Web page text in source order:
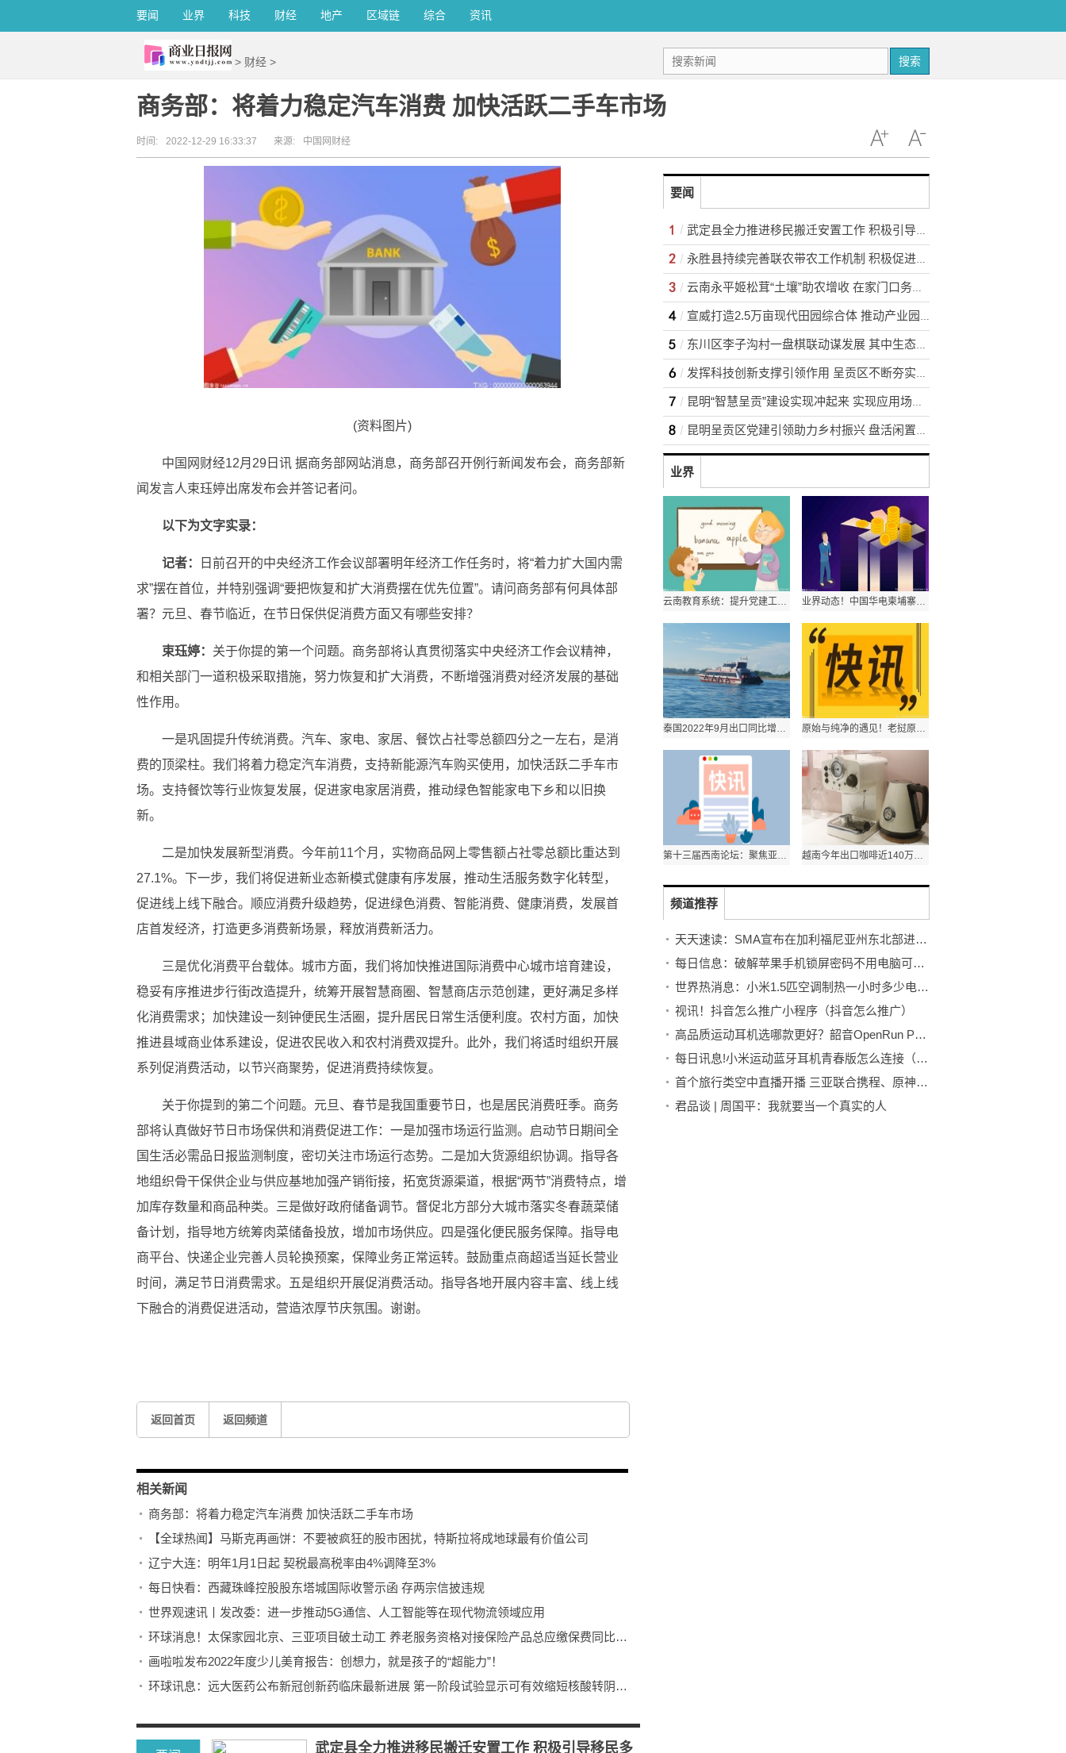
要闻 业界 科技 财经 地产 区域链 综合 资讯
> 财经 > 搜索
商务部：将着力稳定汽车消费 加快活跃二手车市场
时间: 2022-12-29 16:33:37 来源: 中国网财经
(资料图片)
中国网财经12月29日讯 据商务部网站消息，商务部召开例行新闻发布会，商务部新
闻发言人束珏婷出席发布会并答记者问。
以下为文字实录：
记者：
日前召开的中央经济工作会议部署明年经济工作任务时，将“着力扩大国内需
求”摆在首位，并特别强调“要把恢复和扩大消费摆在优先位置”。请问商务部有何具体部
署？元旦、春节临近，在节日保供促消费方面又有哪些安排？
束珏婷： 关于你提的第一个问题。商务部将认真贯彻落实中央经济工作会议精神，
和相关部门一道积极采取措施，努力恢复和扩大消费，不断增强消费对经济发展的基础
性作用。
一是巩固提升传统消费。汽车、家电、家居、餐饮占社零总额四分之一左右，是消
费的顶梁柱。我们将着力稳定汽车消费，支持新能源汽车购买使用，加快活跃二手车市
场。支持餐饮等行业恢复发展，促进家电家居消费，推动绿色智能家电下乡和以旧换
新。
二是加快发展新型消费。今年前11个月，实物商品网上零售额占社零总额比重达到
27.1%。下一步，我们将促进新业态新模式健康有序发展，推动生活服务数字化转型，
促进线上线下融合。顺应消费升级趋势，促进绿色消费、智能消费、健康消费，发展首
店首发经济，打造更多消费新场景，释放消费新活力。
三是优化消费平台载体。城市方面，我们将加快推进国际消费中心城市培育建设，
稳妥有序推进步行街改造提升，统筹开展智慧商圈、智慧商店示范创建，更好满足多样
化消费需求；加快建设一刻钟便民生活圈，提升居民日常生活便利度。农村方面，加快
推进县域商业体系建设，促进农民收入和农村消费双提升。此外，我们将适时组织开展
系列促消费活动，以节兴商聚势，促进消费持续恢复。
关于你提到的第二个问题。元旦、春节是我国重要节日，也是居民消费旺季。商务
部将认真做好节日市场保供和消费促进工作：一是加强市场运行监测。启动节日期间全
国生活必需品日报监测制度，密切关注市场运行态势。二是加大货源组织协调。指导各
地组织骨干保供企业与供应基地加强产销衔接，拓宽货源渠道，根据“两节”消费特点，增
加库存数量和商品种类。三是做好政府储备调节。督促北方部分大城市落实冬春蔬菜储
备计划，指导地方统筹肉菜储备投放，增加市场供应。四是强化便民服务保障。指导电
商平台、快递企业完善人员轮换预案，保障业务正常运转。鼓励重点商超适当延长营业
时间，满足节日消费需求。五是组织开展促消费活动。指导各地开展内容丰富、线上线
下融合的消费促进活动，营造浓厚节庆氛围。谢谢。
返回首页 返回频道
相关新闻
商务部：将着力稳定汽车消费 加快活跃二手车市场
【全球热闻】马斯克再画饼：不要被疯狂的股市困扰，特斯拉将成地球最有价值公司
辽宁大连：明年1月1日起 契税最高税率由4%调降至3%
每日快看：西藏珠峰控股股东塔城国际收警示函 存两宗信披违规
世界观速讯丨发改委：进一步推动5G通信、人工智能等在现代物流领域应用
环球消息！太保家园北京、三亚项目破土动工 养老服务资格对接保险产品总应缴保费同比增长22%
画啦啦发布2022年度少儿美育报告：创想力，就是孩子的“超能力”！
环球讯息：远大医药公布新冠创新药临床最新进展 第一阶段试验显示可有效缩短核酸转阴时间
武定县全力推进移民搬迁安置工作 积极引导移民多
要闻
武定县全力推进移民搬迁安置工作 积极引导移民多渠道就业
永胜县持续完善联农带农工作机制 积极促进农民收入持续增长
云南永平姬松茸“土壤”助农增收 在家门口务工实现稳步增收
宣威打造2.5万亩现代田园综合体 推动产业园区农业转型升级
东川区李子沟村一盘棋联动谋发展 其中生态采摘园获利3.5万元
发挥科技创新支撑引领作用 呈贡区不断夯实区域创新体系建设
昆明“智慧呈贡”建设实现冲起来 实现应用场景1到N的推广
昆明呈贡区党建引领助力乡村振兴 盘活闲置土地资源200余亩
业界
云南教育系统：提升党建工作质量是办学治校的基本功和生命线 业界动态！中国华电柬埔寨西港项目首台机组顺利通过试验
泰国2022年9月出口同比增长7.8% 农产品出口额同比增长1.8% 原始与纯净的遇见！老挝原生态古树茶亮相第五届进博会
第十三届西南论坛：聚焦亚太格局演变和区域合作新发展 越南今年出口咖啡近140万吨 其中出口额达31.6亿美元
频道推荐
天天速读：SMA宣布在加利福尼亚州东北部进行重大招聘
每日信息：破解苹果手机锁屏密码不用电脑可以吗（破解苹果手机锁屏密码）
世界热消息：小米1.5匹空调制热一小时多少电（小米1.5匹空调一小时多少度电）
视讯！抖音怎么推广小程序（抖音怎么推广）
高品质运动耳机选哪款更好？韶音OpenRun Pro举手发言
每日讯息!小米运动蓝牙耳机青春版怎么连接（小米运动蓝牙耳机青春版怎么连接）
首个旅行类空中直播开播 三亚联合携程、原神和吉祥航空推动旺季旅游热潮
君品谈 | 周国平：我就要当一个真实的人